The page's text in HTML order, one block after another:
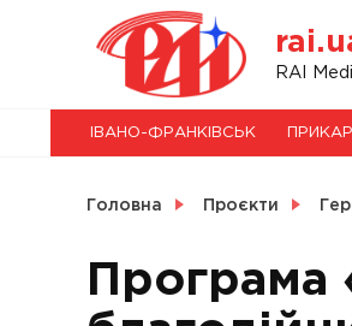
RAI
НОВИНИ
СВІТ
ІВАНО-ФРАНКІВСЬК
Головна Проєкти
Програма